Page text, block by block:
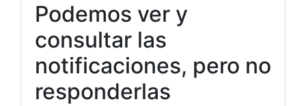
Podemos ver y
consultar las
notificaciones, pero no
responderlas